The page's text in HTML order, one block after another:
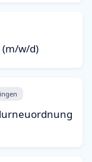
w/d)